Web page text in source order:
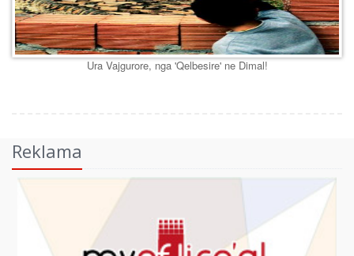
Ura Vajgurore, nga 'Qelbesire' ne Dimal!
Reklama